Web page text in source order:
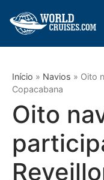
Início » Navios » Oito
Copacabana
Oito